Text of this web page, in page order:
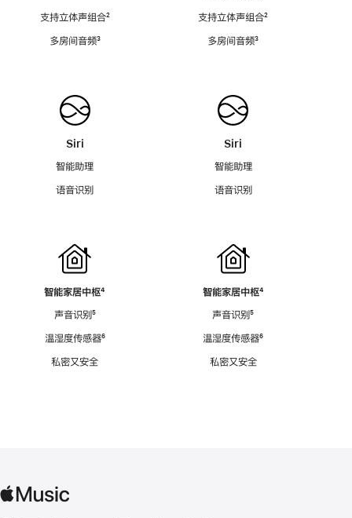
支持立体声组合脚
²
多房间音频脚
³
Siri
智能助理
语音识别
智能家居中枢脚
⁴
声音识别脚
⁵
温湿度传感器脚
⁶
私密又安全
支持立体声组合脚
²
多房间音频脚
³
Siri
智能助理
语音识别
智能家居中枢脚
⁴
声音识别脚
⁵
温湿度传感器脚
⁶
私密又安全